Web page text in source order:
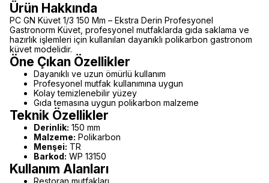
Ürün Hakkında
PC GN Küvet 1/3 150 Mm – Ekstra Derin Profesyonel
Gastronorm Küvet, profesyonel mutfaklarda gıda saklama ve
hazırlık işlemleri için kullanılan dayanıklı polikarbon gastronom
küvet modelidir.
Öne Çıkan Özellikler
Dayanıklı ve uzun ömürlü kullanım
Profesyonel mutfak kullanımına uygun
Kolay temizlenebilir yüzey
Gıda temasına uygun polikarbon malzeme
Teknik Özellikler
Derinlik: 150 mm
Malzeme: Polikarbon
Menşei: TR
Barkod: WP 13150
Kullanım Alanları
Restoran mutfakları